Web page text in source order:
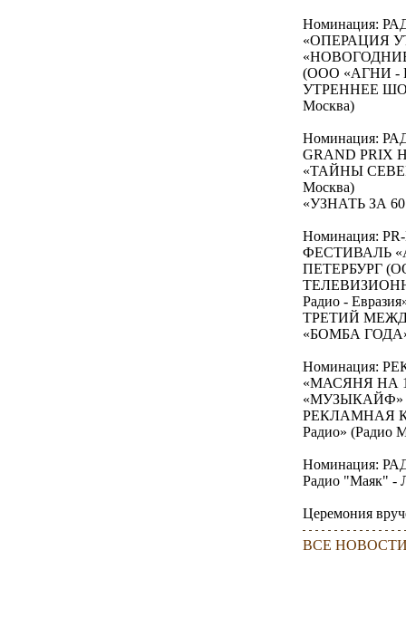
Номинация:
«ОПЕРАЦИЯ
(ООО «АГНИ -
УТРЕННЕЕ
Москва)
Номинация:
GRAND PRIX
«ТАЙНЫ
Москва)
«УЗНАТЬ ЗА
Номинация:
ФЕСТИВАЛЬ
ПЕТЕРБУРГ
Радио -
ТРЕТИЙ
«БОМБА ГОДА»
Номинация:
«МАСЯНЯ НА
«МУЗЫКАЙФ»
РЕКЛАМНАЯ
Радио» (Радио
Номинация:
Радио "Маяк" -
Церемония
ВСЕ